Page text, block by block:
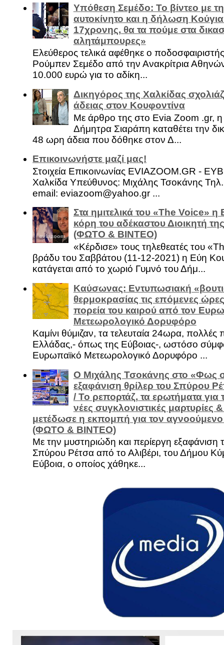
Υπόθεση Σεμέδο: Το βίντεο με
αυτοκίνητο και η δήλωση
17χρονης, θα τα πούμε στα
αλητάμπουρες»
Ελεύθερος τελικά αφέθηκε ο
Ρούμπεν Σεμέδο από την Ανακρίτρια
10.000 ευρώ για το αδίκη...
Δικηγόρος της Χαλκίδας
άδειας στον Κουφοντίνα
Με άρθρο της στο Evia Zoom .gr,
Δήμητρα Σιαράπη καταθέτει την
48 ωρη άδεια που δόθηκε στον Δ...
Επικοινωνήστε μαζί μας!
Στοιχεία Επικοινωνίας EVIAZOOM.GR -
Χαλκίδα Υπεύθυνος: Μιχάλης Τσοκάνης
email: eviazoom@yahoo.gr ...
Στα ημιτελικά του «The Voice»
κόρη του αδέκαστου Διοικητή
(ΦΩΤΟ & ΒΙΝΤΕΟ)
«Κέρδισε» τους τηλεθεατές του
βράδυ του Σαββάτου (11-12-2021) η Εύη
κατάγεται από το χωριό Γυμνό του Δήμ...
Καύσωνας: Εντυπωσιακή
θερμοκρασίας τις επόμενες
πορεία του καιρού από τον
Μετεωρολογικό Δορυφόρο
Καμίνι θύμιζαν, τα τελευταία 24ωρα, πολλές
Ελλάδας,- όπως της Εύβοιας-, ωστόσο
Ευρωπαϊκό Μετεωρολογικό Δορυφόρο ...
Ο Μιχάλης Τσοκάνης στο «Φως
εξαφάνιση θρίλερ του Σπύρου
/ Το ρεπορτάζ, τα ερωτήματα για
νέες συγκλονιστικές μαρτυρίες
μετέδωσε η εκπομπή για τον αγνοούμενο
(ΦΩΤΟ & ΒΙΝΤΕΟ)
Με την μυστηριώδη και περίεργη εξαφάνιση
Σπύρου Ρέτσα από το Αλιβέρι, του Δήμου
Εύβοια, ο οποίος χάθηκε...